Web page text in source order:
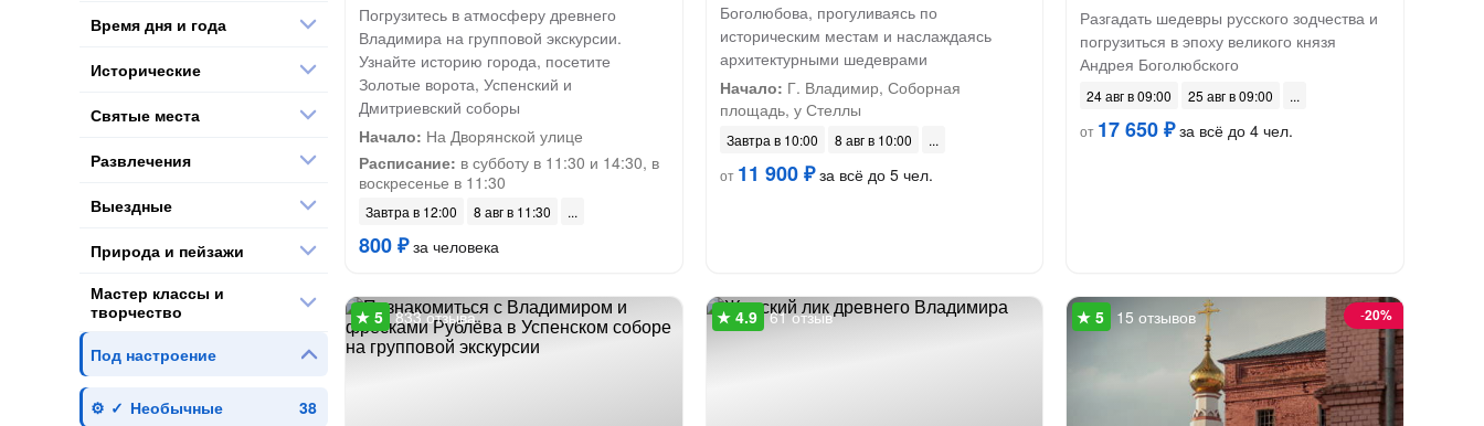
Погрузитесь в атмосферу древнего
Владимира на групповой экскурсии.
Узнайте историю города, посетите
Золотые ворота, Успенский и
Дмитриевский соборы
Начало: На Дворянской улице
Расписание: в субботу в 11:30 и 14:30, в
воскресенье в 11:30
Завтра в 12:00 8 авг в 11:30
800 ₽за человека
Боголюбова, прогуливаясь по
историческим местам и наслаждаясь
архитектурными шедеврами
Начало: Г. Владимир, Соборная
площадь, у Стеллы
Завтра в 10:00
8 авг в 10:00
от 11 900 ₽за всё до 5 чел.
Разгадать шедевры русского зодчества и
погрузиться в эпоху великого князя
Андрея Боголюбского
24 авг в 09:00
25 авг в 09:00
от 17 650 ₽за всё до 4 чел.
833 отзыва 61 отзыв -20%
15 отзывов
Время дня и года
Исторические
Святые места
Развлечения
Выездные
Природа и пейзажи
Мастер классы и
творчество
Под настроение
Необычные